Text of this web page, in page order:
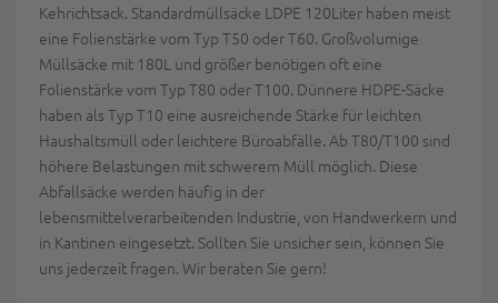
Kehrichtsack. Standardmüllsäcke LDPE 120Liter haben meist
eine Folienstärke vom Typ T50 oder T60. Großvolumige
Müllsäcke mit 180L und größer benötigen oft eine
Folienstärke vom Typ T80 oder T100. Dünnere HDPE-Säcke
haben als Typ T10 eine ausreichende Stärke für leichten
Haushaltsmüll oder leichtere Büroabfälle. Ab T80/T100 sind
höhere Belastungen mit schwerem Müll möglich. Diese
Abfallsäcke werden häufig in der
lebensmittelverarbeitenden Industrie, von Handwerkern und
in Kantinen eingesetzt. Sollten Sie unsicher sein, können Sie
uns jederzeit fragen. Wir beraten Sie gern!